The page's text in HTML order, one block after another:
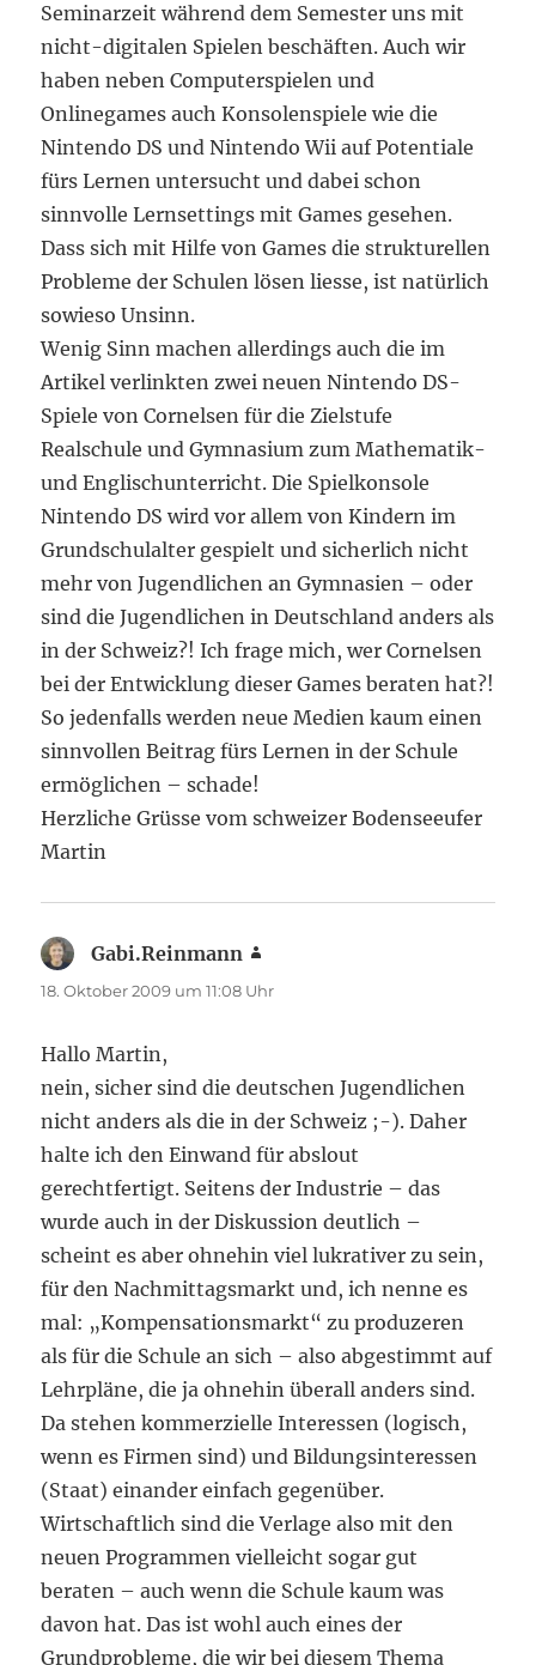
Seminarzeit während dem Semester uns mit
nicht-digitalen Spielen beschäften. Auch wir
haben neben Computerspielen und
Onlinegames auch Konsolenspiele wie die
Nintendo DS und Nintendo Wii auf Potentiale
fürs Lernen untersucht und dabei schon
sinnvolle Lernsettings mit Games gesehen.
Dass sich mit Hilfe von Games die strukturellen
Probleme der Schulen lösen liesse, ist natürlich
sowieso Unsinn.
Wenig Sinn machen allerdings auch die im
Artikel verlinkten zwei neuen Nintendo DS-
Spiele von Cornelsen für die Zielstufe
Realschule und Gymnasium zum Mathematik-
und Englischunterricht. Die Spielkonsole
Nintendo DS wird vor allem von Kindern im
Grundschulalter gespielt und sicherlich nicht
mehr von Jugendlichen an Gymnasien – oder
sind die Jugendlichen in Deutschland anders als
in der Schweiz?! Ich frage mich, wer Cornelsen
bei der Entwicklung dieser Games beraten hat?!
So jedenfalls werden neue Medien kaum einen
sinnvollen Beitrag fürs Lernen in der Schule
ermöglichen – schade!
Herzliche Grüsse vom schweizer Bodenseeufer
Martin
Gabi.Reinmann
18. Oktober 2009 um 11:08 Uhr
Hallo Martin,
nein, sicher sind die deutschen Jugendlichen
nicht anders als die in der Schweiz ;-). Daher
halte ich den Einwand für abslout
gerechtfertigt. Seitens der Industrie – das
wurde auch in der Diskussion deutlich –
scheint es aber ohnehin viel lukrativer zu sein,
für den Nachmittagsmarkt und, ich nenne es
mal: „Kompensationsmarkt“ zu produzeren
als für die Schule an sich – also abgestimmt auf
Lehrpläne, die ja ohnehin überall anders sind.
Da stehen kommerzielle Interessen (logisch,
wenn es Firmen sind) und Bildungsinteressen
(Staat) einander einfach gegenüber.
Wirtschaftlich sind die Verlage also mit den
neuen Programmen vielleicht sogar gut
beraten – auch wenn die Schule kaum was
davon hat. Das ist wohl auch eines der
Grundprobleme, die wir bei diesem Thema